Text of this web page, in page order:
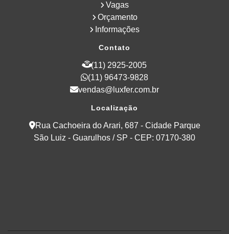
Vagas
Orçamento
Informações
Contato
(11) 2925-2005
(11) 96473-9828
vendas@luxfer.com.br
Localização
Rua Cachoeira do Arari, 687 - Cidade Parque
São Luiz - Guarulhos / SP - CEP: 07170-380